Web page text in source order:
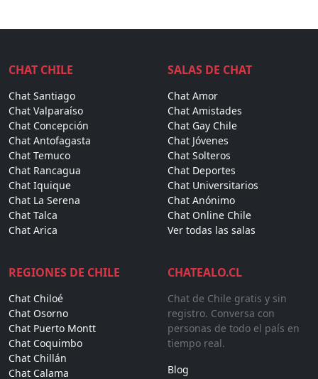
CHAT CHILE
Chat Santiago
Chat Valparaíso
Chat Concepción
Chat Antofagasta
Chat Temuco
Chat Rancagua
Chat Iquique
Chat La Serena
Chat Talca
Chat Arica
SALAS DE CHAT
Chat Amor
Chat Amistades
Chat Gay Chile
Chat Jóvenes
Chat Solteros
Chat Deportes
Chat Universitarios
Chat Anónimo
Chat Online Chile
Ver todas las salas
REGIONES DE CHILE
Chat Chiloé
Chat Osorno
Chat Puerto Montt
Chat Coquimbo
Chat Chillán
Chat Calama
CHATEALO.CL
Chat de Chile gratis y sin
registro. Conversa con
personas de todo el país en
tiempo real.
Blog